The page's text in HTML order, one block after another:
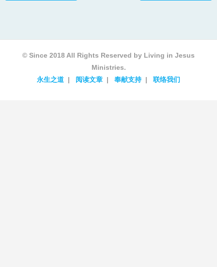
© Since 2018 All Rights Reserved by Living in Jesus
Ministries.
永生之道
阅读文章 奉献支持 联络我们